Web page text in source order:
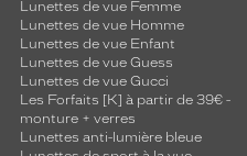
Lunettes de vue Femme
Lunettes de vue Homme
Lunettes de vue Enfant
Lunettes de vue Guess
Lunettes de vue Gucci
Les Forfaits [K] à partir de 39€ -
monture + verres
Lunettes anti-lumière bleue